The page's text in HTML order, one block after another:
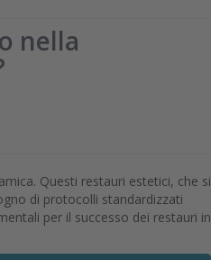
nella
Questi restauri estetici, che si
di protocolli standardizzati
per il successo dei restauri in